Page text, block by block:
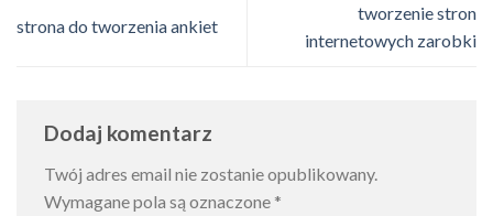
strona do tworzenia ankiet
tworzenie stron
internetowych zarobki
Dodaj komentarz
Twój adres email nie zostanie opublikowany.
Wymagane pola są oznaczone *